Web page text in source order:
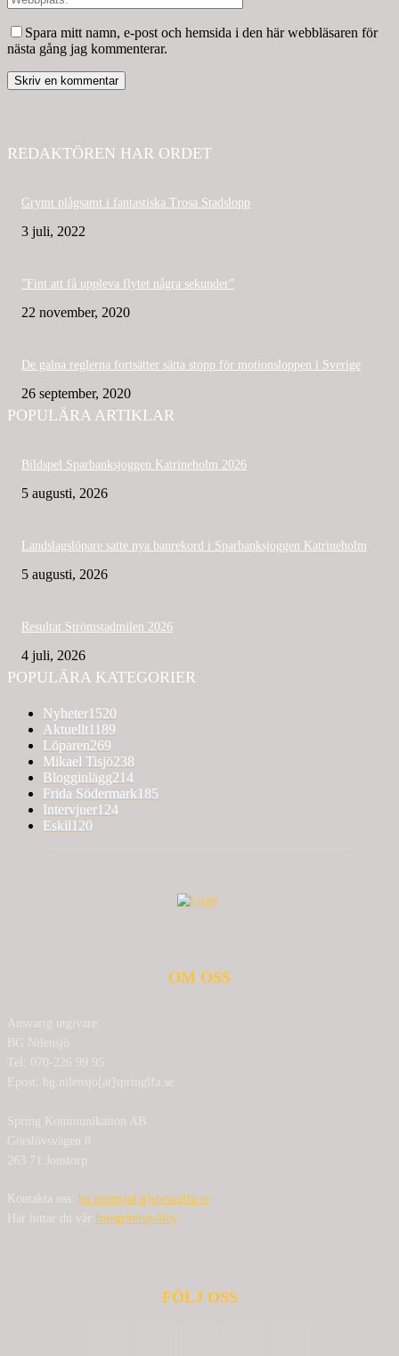
Spara mitt namn, e-post och hemsida i den här webbläsaren för
nästa gång jag kommenterar.
REDAKTÖREN HAR ORDET
Grymt plågsamt i fantastiska Trosa Stadslopp
3 juli, 2022
”Fint att få uppleva flytet några sekunder”
22 november, 2020
De galna reglerna fortsätter sätta stopp för motionsloppen i Sverige
26 september, 2020
POPULÄRA ARTIKLAR
Bildspel Sparbanksjoggen Katrineholm 2026
5 augusti, 2026
Landslagslöpare satte nya banrekord i Sparbanksjoggen Katrineholm
5 augusti, 2026
Resultat Strömstadmilen 2026
4 juli, 2026
POPULÄRA KATEGORIER
Nyheter1520
Aktuellt1189
Löparen269
Mikael Tisjö238
Blogginlägg214
Frida Södermark185
Intervjuer124
Eskil120
OM OSS
Ansvarig utgivare:
BG Nilensjö
Tel: 070-226 99 95
Epost: bg.nilensjo[at]springlfa.se
Spring Kommunikation AB
Görslövsvägen 8
263 71 Jonstorp
Kontakta oss: bg.nilensjo[at]springlfa.se
Här hittar du vår Integritetspolicy
FÖLJ OSS